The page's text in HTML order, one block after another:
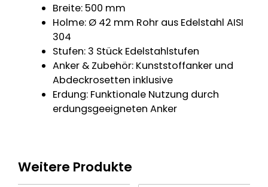
Breite: 500 mm
Holme: Ø 42 mm Rohr aus Edelstahl AISI
304
Stufen: 3 Stück Edelstahlstufen
Anker & Zubehör: Kunststoffanker und
Abdeckrosetten inklusive
Erdung: Funktionale Nutzung durch
erdungsgeeigneten Anker
Weitere Produkte